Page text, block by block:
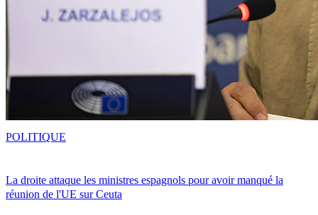
La droite attaque les ministres espagnols pour avoir manqué la
réunion de l'UE sur Ceuta
POLITIQUE